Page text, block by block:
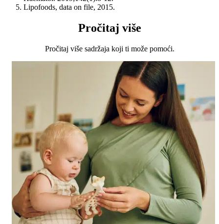
Lipofoods, data on file, 2015.
Pročitaj više
Pročitaj više sadržaja koji ti može pomoći.